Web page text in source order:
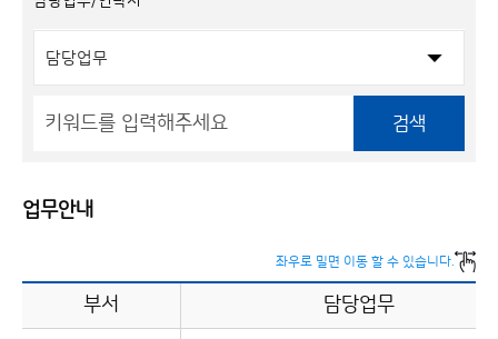
검색
업무안내
좌우로 밀면 이동 할 수 있습니다.
부서 담당업무